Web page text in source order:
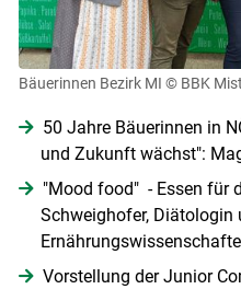
Bäuerinnen Bezirk MI © BBK
50 Jahre Bäuerinnen in
und Zukunft wächst":
"Mood food" - Essen für
Schweighofer, Diätologin
Vorstellung der Junior